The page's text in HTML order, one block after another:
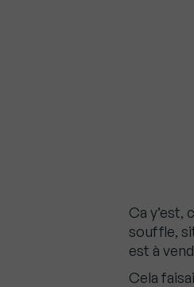
Ca y’est,
souffle,
est à
Cela